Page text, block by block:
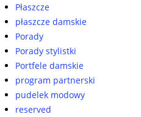
Płaszcze
płaszcze damskie
Porady
Porady stylistki
Portfele damskie
program partnerski
pudelek modowy
reserved